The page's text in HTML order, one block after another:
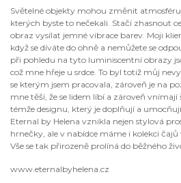
Světelné objekty mohou změnit
kterých byste to nečekali. Stačí zhasnout
obraz vysílat jemné vibrace barev. Moji
když se díváte do ohně a nemůžete se
při pohledu na tyto luminiscentní obrazy
což mne hřeje u srdce. To byl totiž můj
se kterým jsem pracovala, zároveň je na
mne těší, že se lidem líbí a zároveň
témže designu, který je doplňují a
Eternal by Helena vznikla nejen stylová
hrnečky, ale v nabídce máme i kolekci
Vše se tak přirozeně prolíná do běžného
www.eternalbyhelena.cz